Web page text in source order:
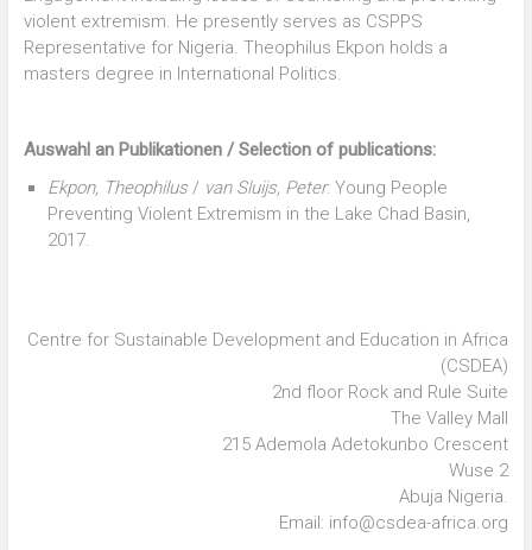
violent extremism. He presently serves as CSPPS
Representative for Nigeria. Theophilus Ekpon holds a
masters degree in International Politics.
Auswahl an Publikationen / Selection of publications:
Ekpon, Theophilus/ van Sluijs, Peter: Young People
Preventing Violent Extremism in the Lake Chad Basin,
2017.
Centre for Sustainable Development and Education in Africa
(CSDEA)
2nd floor Rock and Rule Suite
The Valley Mall
215 Ademola Adetokunbo Crescent
Wuse 2
Abuja Nigeria.
Email: info@csdea-africa.org